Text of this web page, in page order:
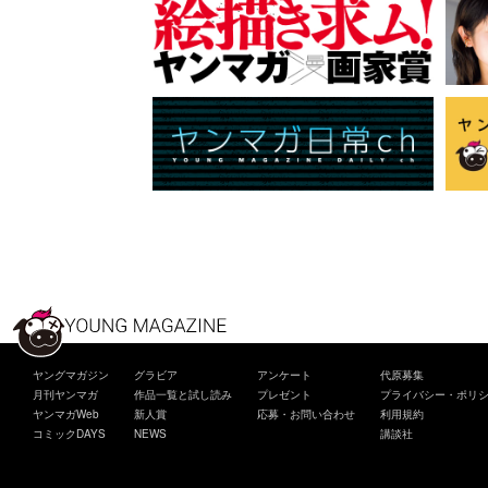
ヤングマガジン
月刊ヤンマガ
ヤンマガWeb
コミックDAYS
グラビア
作品一覧と試し読み
新人賞
NEWS
アンケート
プレゼント
応募・お問い合わせ
代原募集
プライバシー・ポリ
利用規約
講談社